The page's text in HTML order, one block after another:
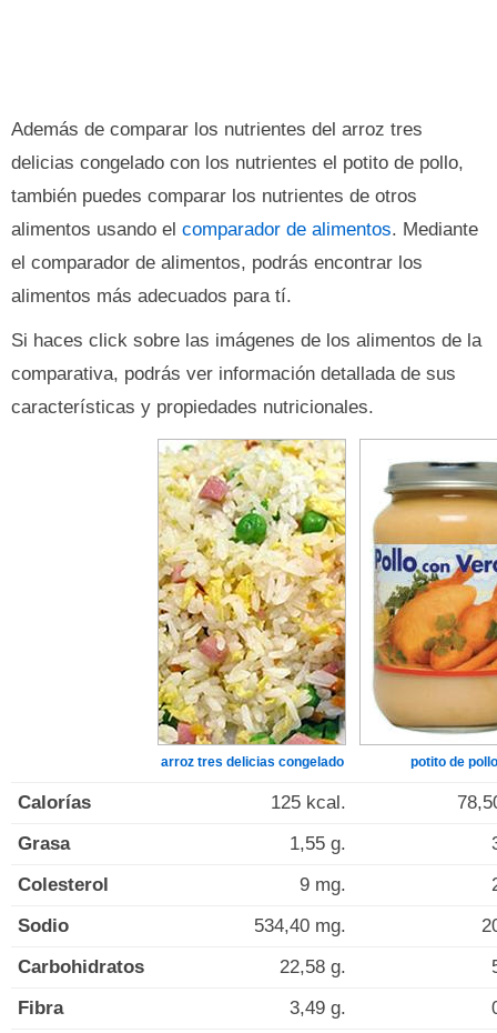
Además de comparar los nutrientes del arroz tres
delicias congelado con los nutrientes el potito de pollo,
también puedes comparar los nutrientes de otros
alimentos usando el comparador de alimentos. Mediante
el comparador de alimentos, podrás encontrar los
alimentos más adecuados para tí.
Si haces click sobre las imágenes de los alimentos de la
comparativa, podrás ver información detallada de sus
características y propiedades nutricionales.
arroz tres delicias congelado potito de pollo
Calorías 125 kcal.
Grasa
1,55 g.
Colesterol
9 mg.
Sodio
534,40 mg.
Carbohidratos
22,58 g.
Fibra
3,49 g.